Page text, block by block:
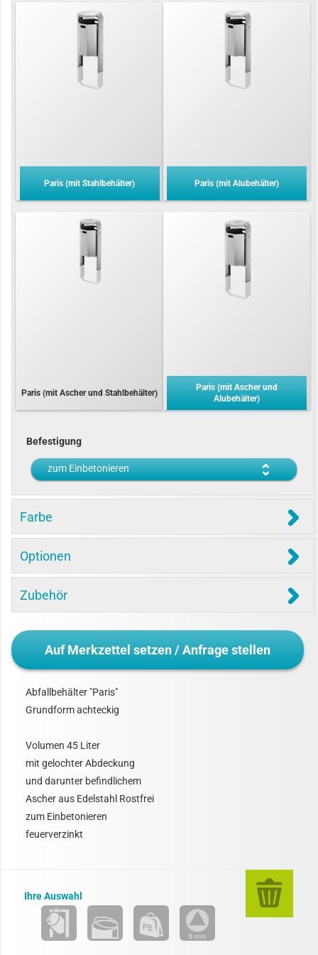
Paris (mit Stahlbehälter) Paris (mit Alubehälter)
Paris (mit Ascher und Stahlbehälter)
Paris (mit Ascher und
Alubehälter)
Befestigung
zum Einbetonieren
Farbe
Optionen
Zubehör
Auf Merkzettel setzen / Anfrage stellen
Abfallbehälter "Paris"
Grundform achteckig
Volumen 45 Liter
mit gelochter Abdeckung
und darunter befindlichem
Ascher aus Edelstahl Rostfrei
zum Einbetonieren
feuerverzinkt
Ihre Auswahl